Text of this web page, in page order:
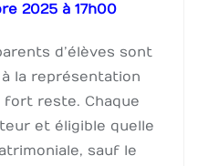
2025 à 17h00
d’élèves sont
la représentation
reste. Chaque
et éligible quelle
sauf le